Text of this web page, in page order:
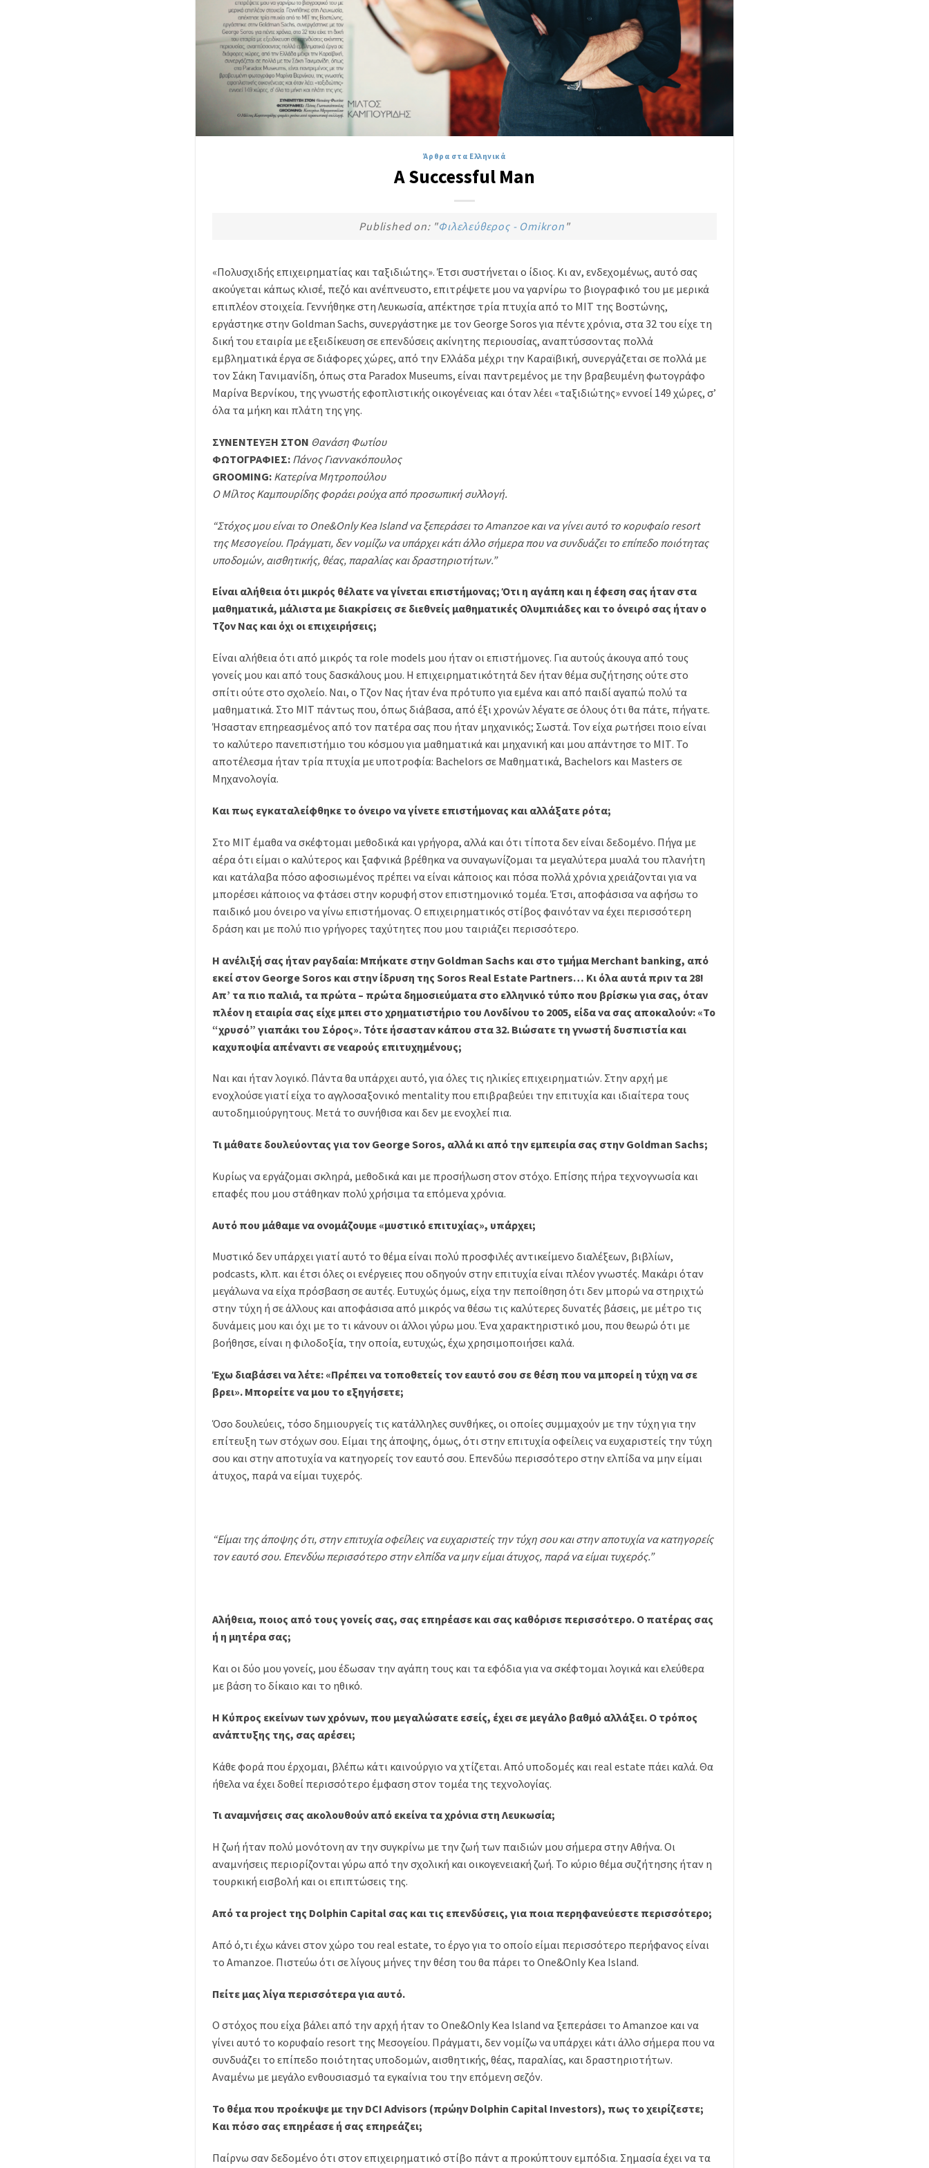
Άρθρα στα Ελληνικά
A Successful Man
Published on: "Φιλελεύθερος - Omikron "
«Πολυσχιδής επιχειρηµατίας και ταξιδιώτης». Έτσι συστήνεται ο ίδιος. Κι αν, ενδεχοµένως, αυτό σας
ακούγεται κάπως κλισέ, πεζό και ανέπνευστο, επιτρέψετε µου να γαρνίρω το βιογραφικό του µε µερικά
επιπλέον στοιχεία. Γεννήθηκε στη Λευκωσία, απέκτησε τρία πτυχία από το ΜΙΤ της Βοστώνης,
εργάστηκε στην Goldman Sachs, συνεργάστηκε µε τον George Soros για πέντε χρόνια, στα 32 του είχε τη
δική του εταιρία µε εξειδίκευση σε επενδύσεις ακίνητης περιουσίας, αναπτύσσοντας πολλά
εµβληµατικά έργα σε διάφορες χώρες, από την Ελλάδα µέχρι την Καραϊβική, συνεργάζεται σε πολλά µε
τον Σάκη Τανιµανίδη, όπως στα Paradox Museums, είναι παντρεµένος µε την βραβευµένη φωτογράφο
Μαρίνα Βερνίκου, της γνωστής εφοπλιστικής οικογένειας και όταν λέει «ταξιδιώτης» εννοεί 149 χώρες, σ’
όλα τα µήκη και πλάτη της γης.
ΣΥΝΕΝΤΕΥΞΗ ΣΤΟΝ Θανάση Φωτίου
ΦΩΤΟΓΡΑΦΙΕΣ: Πάνος Γιαννακόπουλος
GROOMING: Κατερίνα Μητροπούλου
Ο Μίλτος Καµπουρίδης φοράει ρούχα από προσωπική συλλογή.
“Στόχος µου είναι το One&Only Kea Island να ξεπεράσει το Amanzoe και να γίνει αυτό το κορυφαίο resort
της Μεσογείου. Πράγµατι, δεν νοµίζω να υπάρχει κάτι άλλο σήµερα που να συνδυάζει το επίπεδο ποιότητας
υποδοµών, αισθητικής, θέας, παραλίας και δραστηριοτήτων.”
Eίναι αλήθεια ότι μικρός θέλατε να γίνεται επιστήμονας; Ότι η αγάπη και η έφεση σας ήταν στα
μαθηματικά, μάλιστα με διακρίσεις σε διεθνείς μαθηματικές Ολυμπιάδες και το όνειρό σας ήταν ο
Τζον Νας και όχι οι επιχειρήσεις;
Είναι αλήθεια ότι από μικρός τα role models μου ήταν οι επιστήμονες. Για αυτούς άκουγα από τους
γονείς μου και από τους δασκάλους μου. Η επιχειρηματικότητά δεν ήταν θέμα συζήτησης ούτε στο
σπίτι ούτε στο σχολείο. Ναι, o Τζον Νας ήταν ένα πρότυπο για εμένα και από παιδί αγαπώ πολύ τα
μαθηματικά. Στo ΜΙΤ πάντως που, όπως διάβασα, από έξι χρονών λέγατε σε όλους ότι θα πάτε, πήγατε.
Ήσασταν επηρεασμένος από τον πατέρα σας που ήταν μηχανικός; Σωστά. Τον είχα ρωτήσει ποιο είναι
το καλύτερο πανεπιστήμιο του κόσμου για μαθηματικά και μηχανική και μου απάντησε το ΜΙΤ. Το
αποτέλεσμα ήταν τρία πτυχία με υποτροφία: Bachelors σε Μαθηματικά, Bachelors και Masters σε
Μηχανολογία.
Και πως εγκαταλείφθηκε το όνειρο να γίνετε επιστήμονας και αλλάξατε ρότα;
Στο ΜIT έμαθα να σκέφτομαι μεθοδικά και γρήγορα, αλλά και ότι τίποτα δεν είναι δεδομένο. Πήγα με
αέρα ότι είμαι ο καλύτερος και ξαφνικά βρέθηκα να συναγωνίζομαι τα μεγαλύτερα μυαλά του πλανήτη
και κατάλαβα πόσο αφοσιωμένος πρέπει να είναι κάποιος και πόσα πολλά χρόνια χρειάζονται για να
μπορέσει κάποιος να φτάσει στην κορυφή στον επιστημονικό τομέα. Έτσι, αποφάσισα να αφήσω το
παιδικό μου όνειρο να γίνω επιστήμονας. Ο επιχειρηματικός στίβος φαινόταν να έχει περισσότερη
δράση και με πολύ πιο γρήγορες ταχύτητες που μου ταιριάζει περισσότερο.
Η ανέλιξή σας ήταν ραγδαία: Μπήκατε στην Goldman Sachs και στο τμήμα Merchant banking, από
εκεί στον George Soros και στην ίδρυση της Soros Real Estate Partners… Κι όλα αυτά πριν τα 28!
Απ’ τα πιο παλιά, τα πρώτα – πρώτα δημοσιεύματα στο ελληνικό τύπο που βρίσκω για σας, όταν
πλέον η εταιρία σας είχε μπει στο χρηματιστήριο του Λονδίνου το 2005, είδα να σας αποκαλούν: «Το
“χρυσό” γιαπάκι του Σόρος». Τότε ήσασταν κάπου στα 32. Βιώσατε τη γνωστή δυσπιστία και
καχυποψία απέναντι σε νεαρούς επιτυχημένους;
Ναι και ήταν λογικό. Πάντα θα υπάρχει αυτό, για όλες τις ηλικίες επιχειρηματιών. Στην αρχή με
ενοχλούσε γιατί είχα το αγγλοσαξονικό mentality που επιβραβεύει την επιτυχία και ιδιαίτερα τους
αυτοδημιούργητους. Μετά το συνήθισα και δεν με ενοχλεί πια.
Τι μάθατε δουλεύοντας για τον George Soros, αλλά κι από την εμπειρία σας στην Goldman Sachs;
Κυρίως να εργάζομαι σκληρά, μεθοδικά και με προσήλωση στον στόχο. Επίσης πήρα τεχνογνωσία και
επαφές που μου στάθηκαν πολύ χρήσιμα τα επόμενα χρόνια.
Αυτό που μάθαμε να ονομάζουμε «μυστικό επιτυχίας», υπάρχει;
Μυστικό δεν υπάρχει γιατί αυτό το θέμα είναι πολύ προσφιλές αντικείμενο διαλέξεων, βιβλίων,
podcasts, κλπ. και έτσι όλες οι ενέργειες που οδηγούν στην επιτυχία είναι πλέον γνωστές. Μακάρι όταν
μεγάλωνα να είχα πρόσβαση σε αυτές. Ευτυχώς όμως, είχα την πεποίθηση ότι δεν μπορώ να στηριχτώ
στην τύχη ή σε άλλους και αποφάσισα από μικρός να θέσω τις καλύτερες δυνατές βάσεις, με μέτρο τις
δυνάμεις μου και όχι με το τι κάνουν οι άλλοι γύρω μου. Ένα χαρακτηριστικό μου, που θεωρώ ότι με
βοήθησε, είναι η φιλοδοξία, την οποία, ευτυχώς, έχω χρησιμοποιήσει καλά.
Έχω διαβάσει να λέτε: «Πρέπει να τοποθετείς τον εαυτό σου σε θέση που να μπορεί η τύχη να σε
βρει». Μπορείτε να μου το εξηγήσετε;
Όσο δουλεύεις, τόσο δημιουργείς τις κατάλληλες συνθήκες, οι οποίες συμμαχούν με την τύχη για την
επίτευξη των στόχων σου. Είμαι της άποψης, όμως, ότι στην επιτυχία οφείλεις να ευχαριστείς την τύχη
σου και στην αποτυχία να κατηγορείς τον εαυτό σου. Επενδύω περισσότερο στην ελπίδα να μην είμαι
άτυχος, παρά να είμαι τυχερός.
“Είµαι της άποψης ότι, στην επιτυχία οφείλεις να ευχαριστείς την τύχη σου και στην αποτυχία να κατηγορείς
τον εαυτό σου. Επενδύω περισσότερο στην ελπίδα να µην είµαι άτυχος, παρά να είµαι τυχερός.”
Αλήθεια, ποιος από τους γονείς σας, σας επηρέασε και σας καθόρισε περισσότερο. Ο πατέρας σας
ή η μητέρα σας;
Και οι δύο μου γονείς, μου έδωσαν την αγάπη τους και τα εφόδια για να σκέφτομαι λογικά και ελεύθερα
με βάση το δίκαιο και το ηθικό.
Η Κύπρος εκείνων των χρόνων, που μεγαλώσατε εσείς, έχει σε μεγάλο βαθμό αλλάξει. Ο τρόπος
ανάπτυξης της, σας αρέσει;
Κάθε φορά που έρχομαι, βλέπω κάτι καινούργιο να χτίζεται. Από υποδομές και real estate πάει καλά. Θα
ήθελα να έχει δοθεί περισσότερο έμφαση στον τομέα της τεχνολογίας.
Τι αναμνήσεις σας ακολουθούν από εκείνα τα χρόνια στη Λευκωσία;
Η ζωή ήταν πολύ μονότονη αν την συγκρίνω με την ζωή των παιδιών μου σήμερα στην Αθήνα. Οι
αναμνήσεις περιορίζονται γύρω από την σχολική και οικογενειακή ζωή. Το κύριο θέμα συζήτησης ήταν η
τουρκική εισβολή και οι επιπτώσεις της.
Από τα project της Dolphin Capital σας και τις επενδύσεις, για ποια περηφανεύεστε περισσότερο;
Από ό,τι έχω κάνει στον χώρο του real estate, το έργο για το οποίο είμαι περισσότερο περήφανος είναι
το Amanzoe. Πιστεύω ότι σε λίγους μήνες την θέση του θα πάρει το One&Only Kea Island.
Πείτε μας λίγα περισσότερα για αυτό.
Ο στόχος που είχα βάλει από την αρχή ήταν το One&Only Kea Island να ξεπεράσει το Amanzoe και να
γίνει αυτό το κορυφαίο resort της Μεσογείου. Πράγματι, δεν νομίζω να υπάρχει κάτι άλλο σήμερα που να
συνδυάζει το επίπεδο ποιότητας υποδομών, αισθητικής, θέας, παραλίας, και δραστηριοτήτων.
Αναμένω με μεγάλο ενθουσιασμό τα εγκαίνια του την επόμενη σεζόν.
Το θέμα που προέκυψε με την DCI Advisors (πρώην Dolphin Capital Investors), πως το χειρίζεστε;
Και πόσο σας επηρέασε ή σας επηρεάζει;
Παίρνω σαν δεδομένο ότι στον επιχειρηματικό στίβο πάντ α προκύπτουν εμπόδια. Σημασία έχει να τα